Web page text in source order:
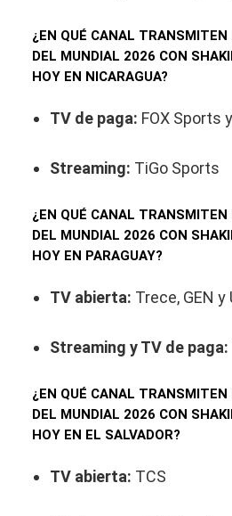
¿EN QUÉ CANAL TRANSMITEN
DEL MUNDIAL 2026 CON
HOY EN NICARAGUA?
TV de paga: FOX Sports
Streaming: TiGo Sports
¿EN QUÉ CANAL TRANSMITEN
DEL MUNDIAL 2026 CON
HOY EN PARAGUAY?
TV abierta: Trece, GEN y
Streaming y TV de paga:
¿EN QUÉ CANAL TRANSMITEN
DEL MUNDIAL 2026 CON
HOY EN EL SALVADOR?
TV abierta: TCS